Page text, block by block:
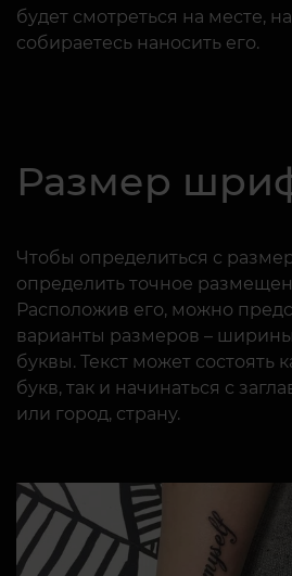
будет смотреться на месте,
собираетесь наносить его.
Размер
Чтобы определиться с
определить точное
Расположив его, можно
варианты размеров –
буквы. Текст может состоять
букв, так и начинаться с
или город, страну.